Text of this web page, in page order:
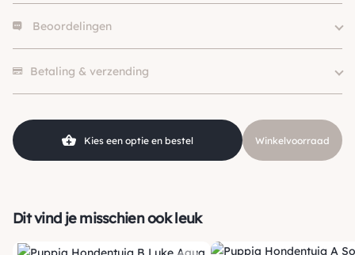
Merk
Size
XS, S, M, L, XL, XXL
Soort
Hondgrootte
Klein (0 – 10kg), Middel (10 –
25kg)
Beoordelingen
Betaling & verzending
Kies een optie en bestel Winkelvoorraad
Dit vind je misschien ook leuk